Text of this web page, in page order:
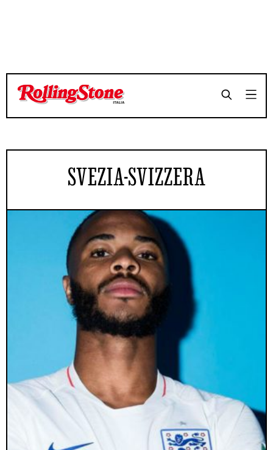
SVEZIA-SVIZZERA